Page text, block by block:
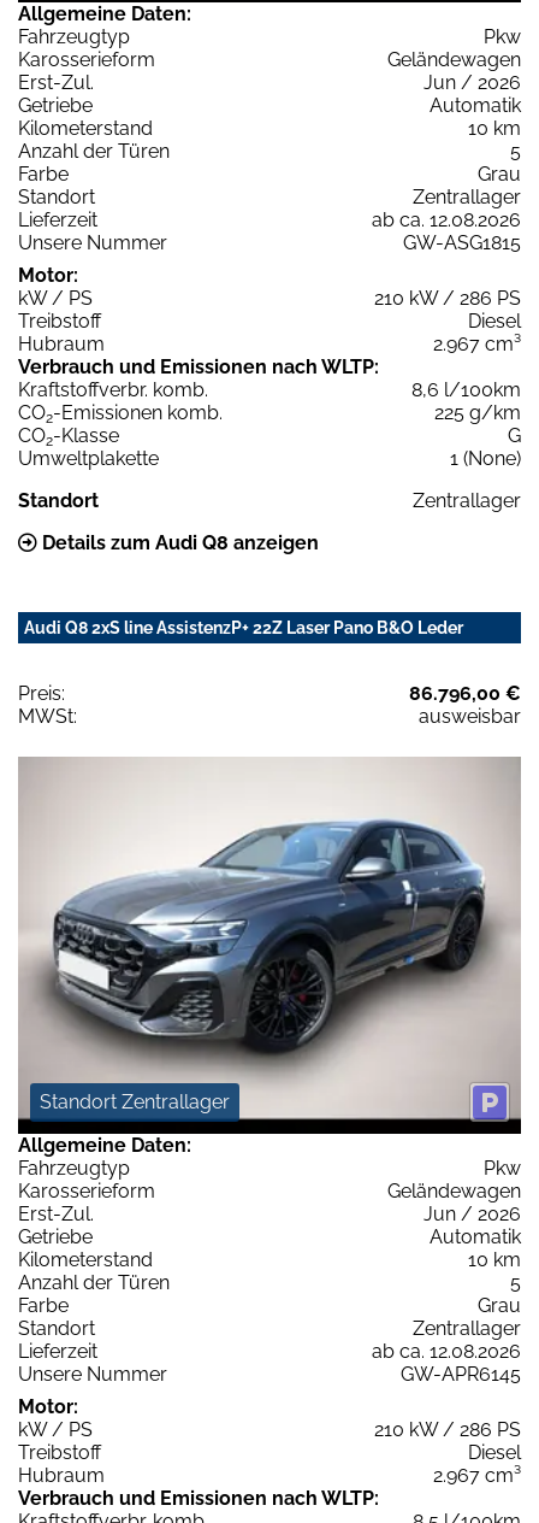
Allgemeine Daten:
Fahrzeugtyp
Pkw
Karosserieform
Geländewagen
Erst-Zul.
Jun / 2026
Getriebe
Automatik
Kilometerstand
10 km
Anzahl der Türen
5
Farbe
Grau
Standort
Zentrallager
Lieferzeit
ab ca. 12.08.2026
Unsere Nummer
GW-ASG1815
Motor:
kW / PS
210 kW / 286 PS
Treibstoff
Diesel
Hubraum
2.967 cm³
Verbrauch und Emissionen nach WLTP:
Kraftstoffverbr. komb.
8,6 l/100km
CO2-Emissionen komb.
225 g/km
CO2-Klasse
G
Umweltplakette
1 (None)
Standort
Zentrallager
Details zum Audi Q8 anzeigen
Audi Q8 2xS line AssistenzP+ 22Z Laser Pano B&O Leder
Preis:
86.796,00 €
MWSt:
ausweisbar
Standort Zentrallager
Allgemeine Daten:
Fahrzeugtyp
Pkw
Karosserieform
Geländewagen
Erst-Zul.
Jun / 2026
Getriebe
Automatik
Kilometerstand
10 km
Anzahl der Türen
5
Farbe
Grau
Standort
Zentrallager
Lieferzeit
ab ca. 12.08.2026
Unsere Nummer
GW-APR6145
Motor:
kW / PS
210 kW / 286 PS
Treibstoff
Diesel
Hubraum
2.967 cm³
Verbrauch und Emissionen nach WLTP: